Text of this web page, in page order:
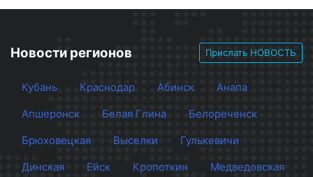
Новости регионов Прислать НОВОСТЬ
Кубань Краснодар Абинск
Анапа
Апшеронск
Белая Глина
Белореченск
Брюховецкая
Выселки
Гулькевичи
Динская
Ейск Кропоткин
Медведовская